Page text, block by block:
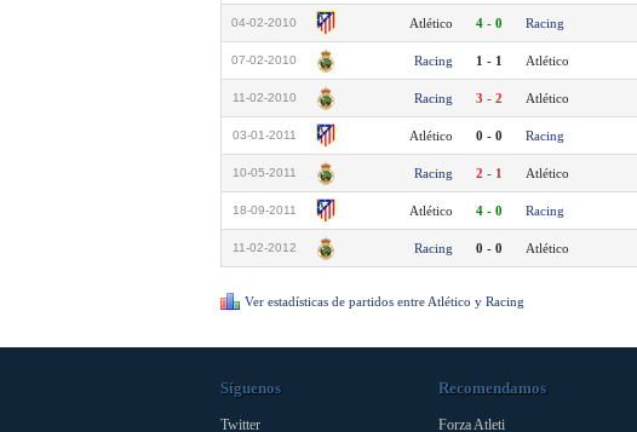
04-02-2010 Atlético 4 - 0 Racing
07-02-2010 Racing 1 - 1 Atlético
11-02-2010 Racing 3 - 2 Atlético
03-01-2011 Atlético 0 - 0 Racing
10-05-2011 Racing 2 - 1 Atlético
18-09-2011 Atlético 4 - 0 Racing
11-02-2012 Racing 0 - 0 Atlético
Ver estadísticas de partidos entre Atlético y Racing
Síguenos
Twitter
Recomendamos
Forza Atleti